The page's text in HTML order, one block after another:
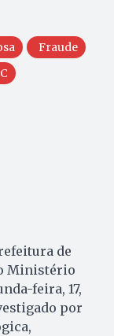
Fraude
de
Ministério
feira, 17,
por